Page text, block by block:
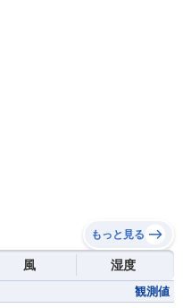
もっと見る
風 湿度
観測値